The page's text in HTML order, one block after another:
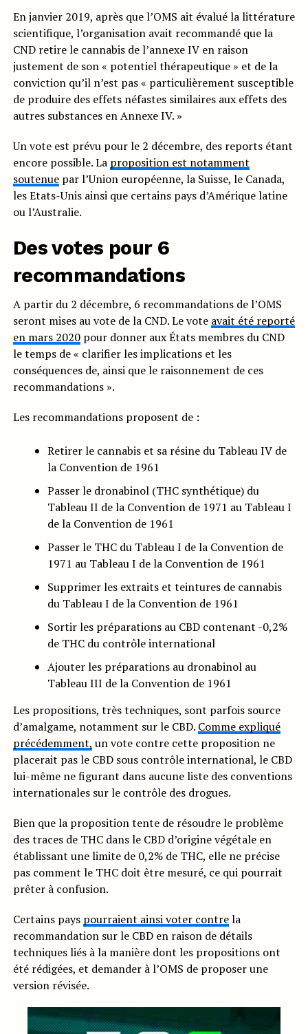
En janvier 2019, après que l’OMS ait évalué la littérature
scientifique, l’organisation avait recommandé que la
CND retire le cannabis de l’annexe IV en raison
justement de son « potentiel thérapeutique » et de la
conviction qu’il n’est pas « particulièrement susceptible
de produire des effets néfastes similaires aux effets des
autres substances en Annexe IV. »
Un vote est prévu pour le 2 décembre, des reports étant
encore possible. La proposition est notamment
soutenuepar l’Union européenne, la Suisse, le Canada,
les Etats-Unis ainsi que certains pays d’Amérique latine
ou l’Australie.
Des votes pour 6
recommandations
A partir du 2 décembre, 6 recommandations de l’OMS
seront mises au vote de la CND. Le vote avait été reporté
en mars 2020pour donner aux États membres du CND
le temps de « clarifier les implications et les
conséquences de, ainsi que le raisonnement de ces
recommandations ».
Les recommandations proposent de :
Retirer le cannabis et sa résine du Tableau IV de
la Convention de 1961
Passer le dronabinol (THC synthétique) du
Tableau II de la Convention de 1971 au Tableau I
de la Convention de 1961
Passer le THC du Tableau I de la Convention de
1971 au Tableau I de la Convention de 1961
Supprimer les extraits et teintures de cannabis
du Tableau I de la Convention de 1961
Sortir les préparations au CBD contenant -0,2%
de THC du contrôle international
Ajouter les préparations au dronabinol au
Tableau III de la Convention de 1961
Les propositions, très techniques, sont parfois source
d’amalgame, notamment sur le CBD. Comme expliqué
précédemment, un vote contre cette proposition ne
placerait pas le CBD sous contrôle international, le CBD
lui-même ne figurant dans aucune liste des conventions
internationales sur le contrôle des drogues.
Bien que la proposition tente de résoudre le problème
des traces de THC dans le CBD d’origine végétale en
établissant une limite de 0,2% de THC, elle ne précise
pas comment le THC doit être mesuré, ce qui pourrait
prêter à confusion.
Certains pays pourraient ainsi voter contrela
recommandation sur le CBD en raison de détails
techniques liés à la manière dont les propositions ont
été rédigées, et demander à l’OMS de proposer une
version révisée.